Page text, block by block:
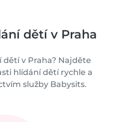
dětí v Praha
v Praha? Najděte
hlídání dětí rychle a
služby Babysits.